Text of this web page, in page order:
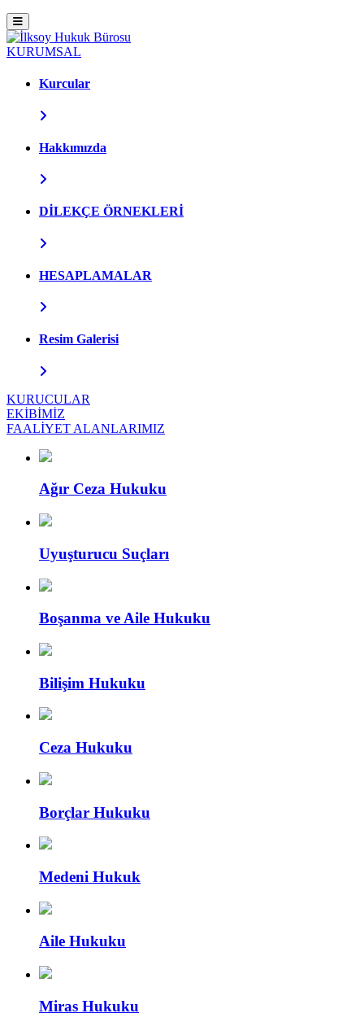
KURUMSAL
Kurcular
Hakkımızda
DİLEKÇE ÖRNEKLERİ
HESAPLAMALAR
Resim Galerisi
KURUCULAR
EKİBİMİZ
FAALİYET ALANLARIMIZ
Ağır Ceza Hukuku
Uyuşturucu Suçları
Boşanma ve Aile Hukuku
Bilişim Hukuku
Ceza Hukuku
Borçlar Hukuku
Medeni Hukuk
Aile Hukuku
Miras Hukuku